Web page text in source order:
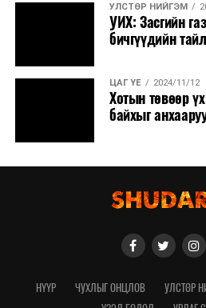
УЛСТӨР НИЙГЭМ
УИХ: Засгийн
бичгүүдийн
ЦАГ ҮЕ 2024/11/12
Хотын төвөөр
байхыг
НҮҮР ЧУХЛЫГ ОНЦЛОВ УЛСТӨР